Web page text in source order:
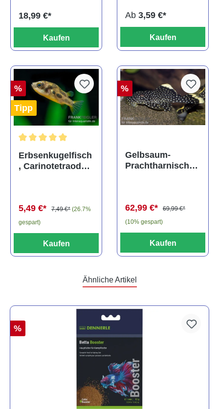
18,99 €*
Kaufen
Ab 3,59 €*
Kaufen
%
Tipp
Durchschnittliche Bewertung von 5 von 5 Sternen
Erbsenkugelfisch
, Carinotetraodon
5,49 €* 7,49 €* (26.7%
gespart)
Kaufen
%
Gelbsaum-
Prachtharnischw
62,99 €*
69,99 €*
(10% gespart)
Kaufen
Ähnliche Artikel
%